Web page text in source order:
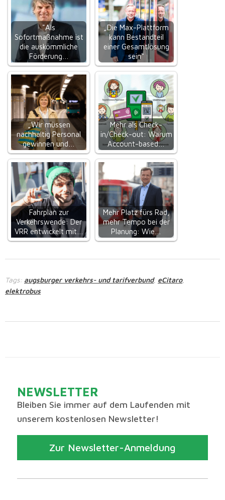
"Als
Sofortmaßnahme ist
die auskömmliche
Förderung…
„Die Max-Plattform
kann Bestandteil
einer Gesamtlösung
sein“
„Wir müssen
nachhaltig Personal
gewinnen und…
Mehr als Check-
in/Check-out: Warum
Account-based…
Fahrplan zur
Verkehrswende: Der
VRR entwickelt mit…
Mehr Platz fürs Rad,
mehr Tempo bei der
Planung: Wie…
Tags: augsburger verkehrs- und tarifverbund, eCitaro,
elektrobus
NEWSLETTER
Bleiben Sie immer auf dem Laufenden mit
unserem kostenlosen Newsletter!
Zur Newsletter-Anmeldung